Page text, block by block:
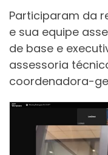
Participaram da
e sua equipe
de base e
assessoria
coordenadora-